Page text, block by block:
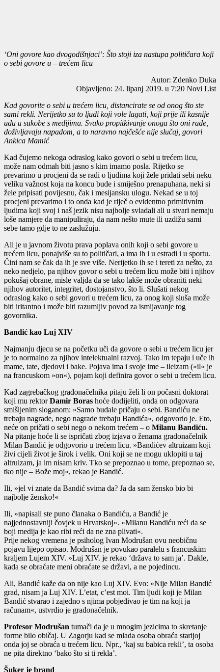
‘Oni govore kao dvogodišnjaci’: Što stoji iza nastupa političara koji
o sebi govore u – trećem licu
Autor: Zdenko Duka
Objavljeno: 24. lipanj 2019. u 7:20 Novi List
Kad govorite o sebi u trećem licu, distancirate se od onog što ste
sami rekli. Nerijetko su to ljudi koji vole lagati, koji prije ili kasnije
uđu u sukobe s medijima. Svako propitkivanje onoga što oni rade,
doživljavaju napadom, a to naravno najčešće nije slučaj, govori
Ankica Mamić
Kad čujemo nekoga odraslog kako govori o sebi u trećem licu,
može nam odmah biti jasno s kim imamo posla. Rijetko se
prevarimo u procjeni da se radi o ljudima koji žele pridati sebi neku
veliku važnost koja na koncu bude i smiješno prenapuhana, neki si
žele pripisati povijesnu, čak i mesijansku ulogu. Nekad se u toj
procjeni prevarimo i to onda kad je riječ o evidentno primitivnim
ljudima koji svoj i naš jezik nisu najbolje svladali ali u stvari nemaju
loše namjere da manipuliraju, da nam nešto mute ili uzdižu sami
sebe tamo gdje to ne zaslužuju.
Ali je u javnom životu prava poplava onih koji o sebi govore u
trećem licu, ponajviše su to političari, a ima ih i u estradi i u sportu.
Čini nam se čak da ih je sve više. Nerijetko ih se i tereti za nešto, za
neko nedjelo, pa njihov govor o sebi u trećem licu može biti i njihov
pokušaj obrane, misle valjda da se tako lakše može obraniti neki
njihov autoritet, integritet, dostojanstvo, što li. Slušati nekog
odraslog kako o sebi govori u trećem licu, za onog koji sluša može
biti iritantno i može biti razumljiv povod za ismijavanje tog
govornika.
Bandić kao Luj XIV
Najmanju djecu se na početku uči da govore o sebi u trećem licu jer
je to normalno za njihov intelektualni razvoj. Tako im tepaju i uče ih
mame, tate, djedovi i bake. Pojava ima i svoje ime – ileizam (»il« je
na francuskom »on«), pojam koji definira govor o sebi u trećem licu.
Kad zagrebačkog gradonačelnika pitaju želi li on počasni doktorat
koji mu rektorDamir Boras hoće dodijeliti, onda on odgovara
smišljenim sloganom: »Samo budale pričaju o sebi. Bandiću ne
trebaju nagrade, nego nagrade trebaju Bandića«, odgovorio je. Eto,
neće on pričati o sebi nego o nekom trećem – o Milanu Bandiću.
Na pitanje hoće li se ispričati zbog izjava o ženama gradonačelnik
Milan Bandić je odgovorio u trećem licu. »Bandićev altruizam koji
živi cijeli život je širok i velik. Oni koji se ne mogu uklopiti u taj
altruizam, ja im nisam kriv. Tko se prepoznao u tome, prepoznao se,
tko nije – Bože moj«, rekao je Bandić.
Ili, »jel vi znate da Bandić svima da? Ja da sam žensko bio bi
najbolje žensko!«
Ili, »napisali ste puno članaka o Bandiću, a Bandić je
najjednostavniji čovjek u Hrvatskoj«. »Milanu Bandiću reći da se
boji medija je kao ribi reći da ne zna plivati«.
Prije nekog vremena je psiholog Ivan Modrušan ovu neobičnu
pojavu lijepo opisao. Modrušan je povukao paralelu s francuskim
kraljem Lujem XIV. »Luj XIV. je rekao ‘država to sam ja’. Dakle,
kada se obraćate meni obraćate se državi, a ne pojedincu.
Ali, Bandić kaže da on nije kao Luj XIV. Evo: »Nije Milan Bandić
grad, nisam ja Luj XIV. L’etat, c’est moi. Tim ljudi koji je Milan
Bandić stvarao i zajedno s njima pobjeđivao je tim na koji ja
računam«, ustvrdio je gradonačelnik.
Profesor Modrušan tumači da je u mnogim jezicima to skretanje
forme bilo običaj. U Zagorju kad se mlada osoba obraća starijoj
onda joj se obraća u trećem licu. Npr., ‘kaj su babica rekli’, ta osoba
ne pita direktno ‘bako što si ti rekla’.
Šuker je brand